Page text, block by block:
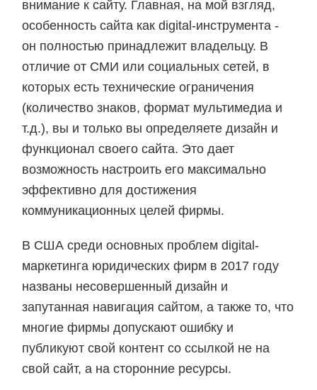
внимание к сайту. Главная, на мой взгляд,
особенность сайта как digital-инструмента -
он полностью принадлежит владельцу. В
отличие от СМИ или социальных сетей, в
которых есть технические ограничения
(количество знаков, формат мультимедиа и
т.д.), вы и только вы определяете дизайн и
функционал своего сайта. Это дает
возможность настроить его максимально
эффективно для достижения
коммуникационных целей фирмы.
В США среди основных проблем digital-
маркетинга юридических фирм в 2017 году
названы несовершенный дизайн и
запутанная навигация сайтом, а также то, что
многие фирмы допускают ошибку и
публикуют свой контент со ссылкой не на
свой сайт, а на сторонние ресурсы.